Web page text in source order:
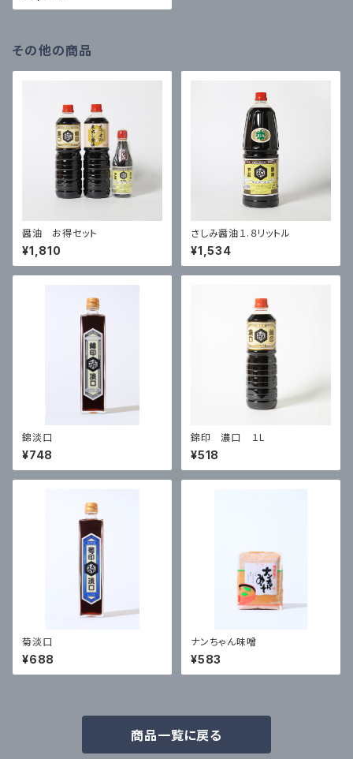
その他の商品
醤油 お得セット
¥1,810
さしみ醤油１.８リットル
¥1,534
錦淡口
¥748
錦印 濃口 １L
¥518
菊淡口
¥688
ナンちゃん味噌
¥583
商品一覧に戻る